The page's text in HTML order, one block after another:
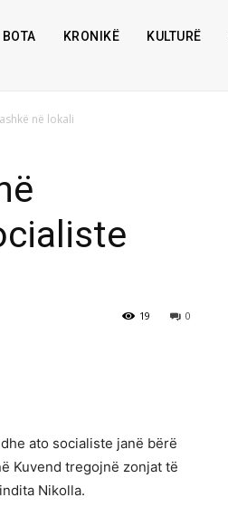
BOTA KRONIKË KULTURË
në lokali
0
19
ato socialiste janë bërë
Kuvend tregojnë zonjat të
Nikolla.